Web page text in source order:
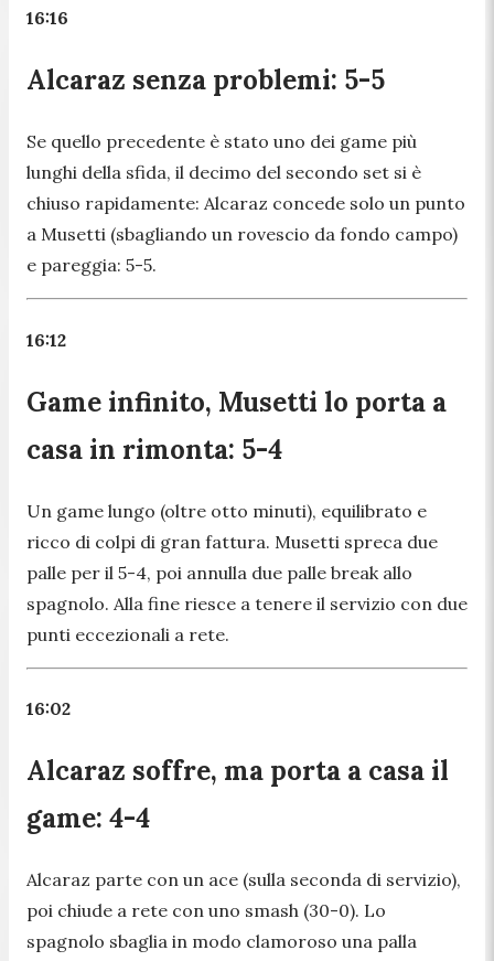
16:16
Alcaraz senza problemi: 5-5
Se quello precedente è stato uno dei game più
lunghi della sfida, il decimo del secondo set si è
chiuso rapidamente: Alcaraz concede solo un punto
a Musetti (sbagliando un rovescio da fondo campo)
e pareggia: 5-5.
16:12
Game infinito, Musetti lo porta a
casa in rimonta: 5-4
Un game lungo (oltre otto minuti), equilibrato e
ricco di colpi di gran fattura. Musetti spreca due
palle per il 5-4, poi annulla due palle break allo
spagnolo. Alla fine riesce a tenere il servizio con due
punti eccezionali a rete.
16:02
Alcaraz soffre, ma porta a casa il
game: 4-4
Alcaraz parte con un ace (sulla seconda di servizio),
poi chiude a rete con uno smash (30-0). Lo
spagnolo sbaglia in modo clamoroso una palla